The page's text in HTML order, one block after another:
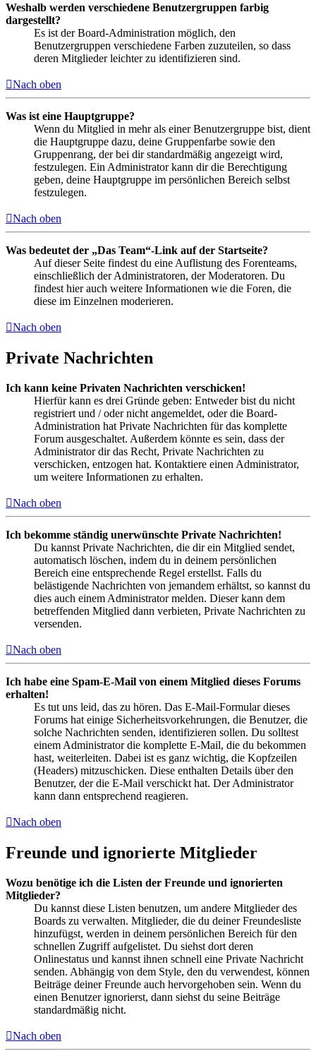
Weshalb werden verschiedene Benutzergruppen farbig
dargestellt?
Es ist der Board-Administration möglich, den
Benutzergruppen verschiedene Farben zuzuteilen, so dass
deren Mitglieder leichter zu identifizieren sind.
Nach oben
Was ist eine Hauptgruppe?
Wenn du Mitglied in mehr als einer Benutzergruppe bist, dient
die Hauptgruppe dazu, deine Gruppenfarbe sowie den
Gruppenrang, der bei dir standardmäßig angezeigt wird,
festzulegen. Ein Administrator kann dir die Berechtigung
geben, deine Hauptgruppe im persönlichen Bereich selbst
festzulegen.
Nach oben
Was bedeutet der „Das Team“-Link auf der Startseite?
Auf dieser Seite findest du eine Auflistung des Forenteams,
einschließlich der Administratoren, der Moderatoren. Du
findest hier auch weitere Informationen wie die Foren, die
diese im Einzelnen moderieren.
Nach oben
Private Nachrichten
Ich kann keine Privaten Nachrichten verschicken!
Hierfür kann es drei Gründe geben: Entweder bist du nicht
registriert und / oder nicht angemeldet, oder die Board-
Administration hat Private Nachrichten für das komplette
Forum ausgeschaltet. Außerdem könnte es sein, dass der
Administrator dir das Recht, Private Nachrichten zu
verschicken, entzogen hat. Kontaktiere einen Administrator,
um weitere Informationen zu erhalten.
Nach oben
Ich bekomme ständig unerwünschte Private Nachrichten!
Du kannst Private Nachrichten, die dir ein Mitglied sendet,
automatisch löschen, indem du in deinem persönlichen
Bereich eine entsprechende Regel erstellst. Falls du
belästigende Nachrichten von jemandem erhältst, so kannst du
dies auch einem Administrator melden. Dieser kann dem
betreffenden Mitglied dann verbieten, Private Nachrichten zu
versenden.
Nach oben
Ich habe eine Spam-E-Mail von einem Mitglied dieses Forums
erhalten!
Es tut uns leid, das zu hören. Das E-Mail-Formular dieses
Forums hat einige Sicherheitsvorkehrungen, die Benutzer, die
solche Nachrichten senden, identifizieren sollen. Du solltest
einem Administrator die komplette E-Mail, die du bekommen
hast, weiterleiten. Dabei ist es ganz wichtig, die Kopfzeilen
(Headers) mitzuschicken. Diese enthalten Details über den
Benutzer, der die E-Mail verschickt hat. Der Administrator
kann dann entsprechend reagieren.
Nach oben
Freunde und ignorierte Mitglieder
Wozu benötige ich die Listen der Freunde und ignorierten
Mitglieder?
Du kannst diese Listen benutzen, um andere Mitglieder des
Boards zu verwalten. Mitglieder, die du deiner Freundesliste
hinzufügst, werden in deinem persönlichen Bereich für den
schnellen Zugriff aufgelistet. Du siehst dort deren
Onlinestatus und kannst ihnen schnell eine Private Nachricht
senden. Abhängig von dem Style, den du verwendest, können
Beiträge deiner Freunde auch hervorgehoben sein. Wenn du
einen Benutzer ignorierst, dann siehst du seine Beiträge
standardmäßig nicht.
Nach oben